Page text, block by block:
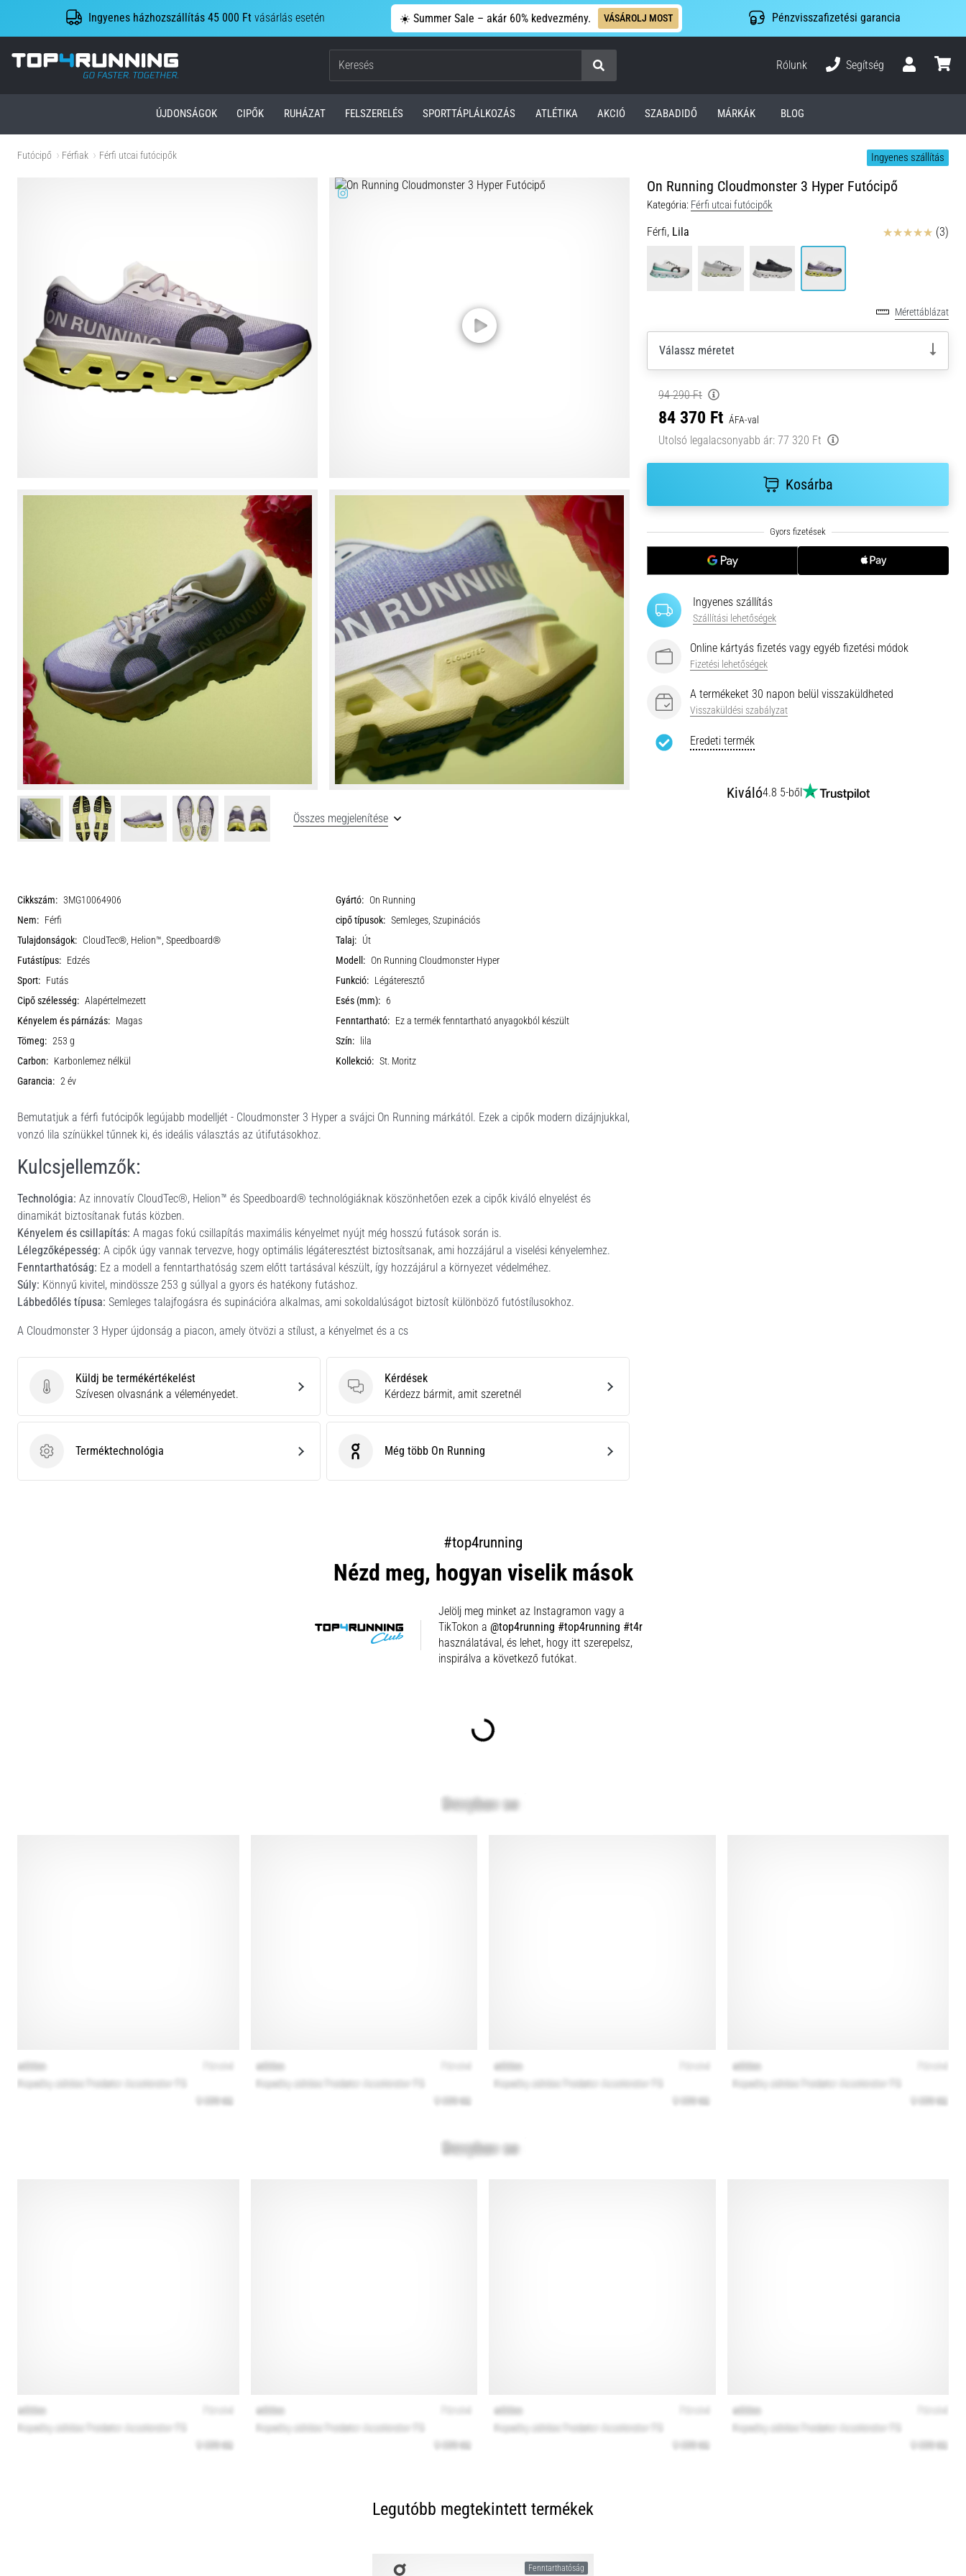
Ingyenes házhozszállítás 45 000 Ft vásárlás esetén ☀️ Summer Sale – akár 60% kedvezmény. VÁSÁROLJ MOST Pénzvisszafizetési garancia
Top4Running.hu
Keresés
Rólunk
Segítség
ÚJDONSÁGOK CIPŐK RUHÁZAT FELSZERELÉS SPORTTÁPLÁLKOZÁS ATLÉTIKA AKCIÓ SZABADIDŐ MÁRKÁK BLOG
Futócipő Férfiak Férfi utcai futócipők Ingyenes szállítás
On Running Cloudmonster 3 Hyper Futócipő
Kategória: Férfi utcai futócipők
Férfi, Lila Értékelés (3)
Mérettáblázat
Válassz méretet
94 290 Ft
84 370 Ft ÁFA-val
Utolsó legalacsonyabb ár: 77 320 Ft
Kosárba
Ingyenes szállítás
Szállítási lehetőségek
Online kártyás fizetés vagy egyéb fizetési módok
Fizetési lehetőségek
A termékeket 30 napon belül visszaküldheted
Visszaküldési szabályzat
Eredeti termék
Kiváló4.8 5-ből
Összes megjelenítése
Cikkszám: 3MG10064906 Gyártó: On Running
Nem: Férfi cipő típusok: Semleges, Szupinációs
Tulajdonságok: CloudTec®, Helion™, Speedboard® Talaj: Út
Futástípus: Edzés Modell: On Running Cloudmonster Hyper
Sport: Futás Funkció: Légáteresztő
Cipő szélesség: Alapértelmezett Esés (mm): 6
Kényelem és párnázás: Magas Fenntartható: Ez a termék fenntartható anyagokból készült
Tömeg: 253 g Szín:
lila
Carbon: Karbonlemez nélkül Kollekció: St. Moritz
Garancia: 2 év
Bemutatjuk a férfi futócipők legújabb modelljét - Cloudmonster 3 Hyper a svájci On Running márkától. Ezek a cipők modern dizájnjukkal,
vonzó lila színükkel tűnnek ki, és ideális választás az útifutásokhoz.
Kulcsjellemzők:
Technológia: Az innovatív CloudTec®, Helion™ és Speedboard® technológiáknak köszönhetően ezek a cipők kiváló elnyelést és
dinamikát biztosítanak futás közben.
Kényelem és csillapítás: A magas fokú csillapítás maximális kényelmet nyújt még hosszú futások során is.
Lélegzőképesség: A cipők úgy vannak tervezve, hogy optimális légáteresztést biztosítsanak, ami hozzájárul a viselési kényelemhez.
Fenntarthatóság: Ez a modell a fenntarthatóság szem előtt tartásával készült, így hozzájárul a környezet védelméhez.
Súly: Könnyű kivitel, mindössze 253 g súllyal a gyors és hatékony futáshoz.
Lábbedőlés típusa: Semleges talajfogásra és supinációra alkalmas, ami sokoldalúságot biztosít különböző futóstílusokhoz.
A Cloudmonster 3 Hyper újdonság a piacon, amely ötvözi a stílust, a kényelmet és a cs
Küldj be termékértékelést
Küldj be termékértékelést
Szívesen olvasnánk a véleményedet.
Kérdések
Kérdések
Kérdezz bármit, amit szeretnél
Terméktechnológia
Terméktechnológia On RunningMég több On Running
#top4running
Nézd meg, hogyan viselik mások
Jelölj meg minket az Instagramon vagy a
TikTokon a @top4running #top4running #t4r
használatával, és lehet, hogy itt szerepelsz,
inspirálva a következő futókat.
Legutóbb megtekintett termékek
Fenntarthatóság